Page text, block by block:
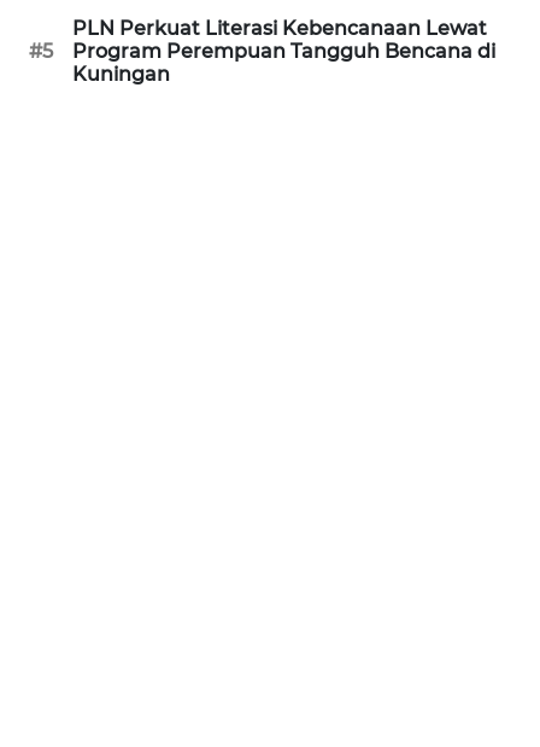
#5
PLN Perkuat Literasi Kebencanaan Lewat
Program Perempuan Tangguh Bencana di
Kuningan
SULBAR